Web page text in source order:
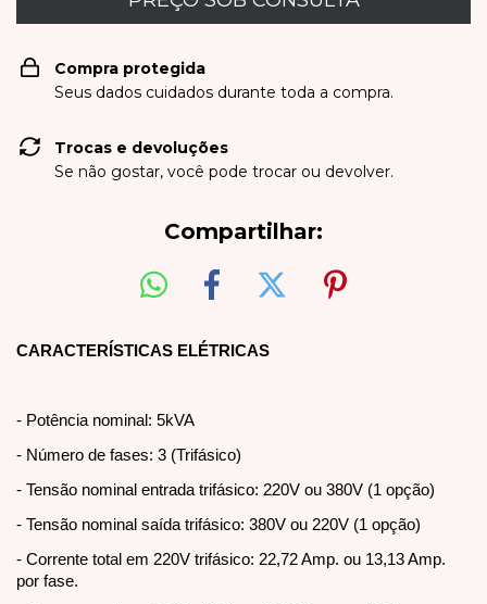
Compra protegida
Seus dados cuidados durante toda a compra.
Trocas e devoluções
Se não gostar, você pode trocar ou devolver.
Compartilhar:
CARACTERÍSTICAS ELÉTRICAS
- Potência nominal: 5kVA
- Número de fases: 3 (Trifásico)
- Tensão nominal entrada trifásico: 220V ou 380V (1 opção)
- Tensão nominal saída trifásico: 380V ou 220V (1 opção)
- Corrente total em 220V trifásico: 22,72 Amp. ou 13,13 Amp.
por fase.